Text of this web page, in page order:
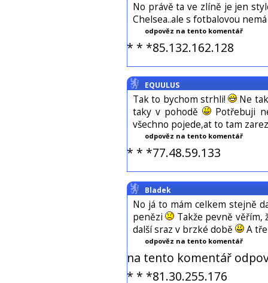
No právě ta ve zlíně je jen
Chelsea..ale s fotbalovou
odpověz na tento komentář
* * *85.132.162.128
EQUULUS
Tak to bychom strhli!
Ne
taky v pohodě
Potřebuji
všechno pojede,at to tam
odpověz na tento komentář
* * *77.48.59.133
Bladek
No já to mám celkem stejně
penězi
Takže pevně věřím,
další sraz v brzké době
A
odpověz na tento komentář
na tento komentář
* * *81.30.255.176